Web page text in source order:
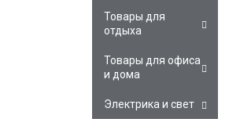
Товары для
отдыха
Товары для офиса
и дома
Электрика и свет